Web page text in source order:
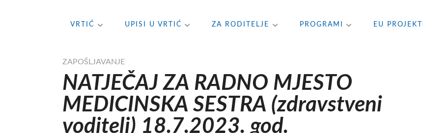
VRTIĆ UPISI U VRTIĆ ZA RODITELJE PROGRAMI EU PROJEKTI
ZAPOŠLJAVANJE
NATJEČAJ ZA RADNO MJESTO
MEDICINSKA SESTRA (zdravstveni
voditelj) 18.7.2023. god.